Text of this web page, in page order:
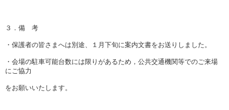
３．備 考
・保護者の皆さまへは別途、１月下旬に案内文書をお送りしました。
・会場の駐車可能台数には限りがあるため，公共交通機関等でのご来場
にご協力
をお願いいたします。